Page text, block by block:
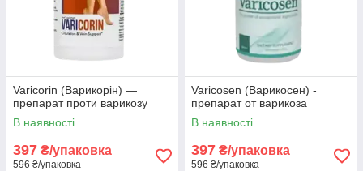
Varicorin (Варикорін) —
препарат проти варикозу
В наявності
397 ₴/упаковка
596 ₴/упаковка
Varicosen (Варикосен) -
препарат от варикоза
В наявності
397 ₴/упаковка
596 ₴/упаковка